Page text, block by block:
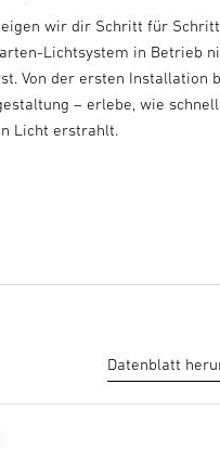
wir dir Schritt für
Lichtsystem in Betrieb
Von der ersten Installation
– erlebe, wie
Licht erstrahlt.
Datenblatt